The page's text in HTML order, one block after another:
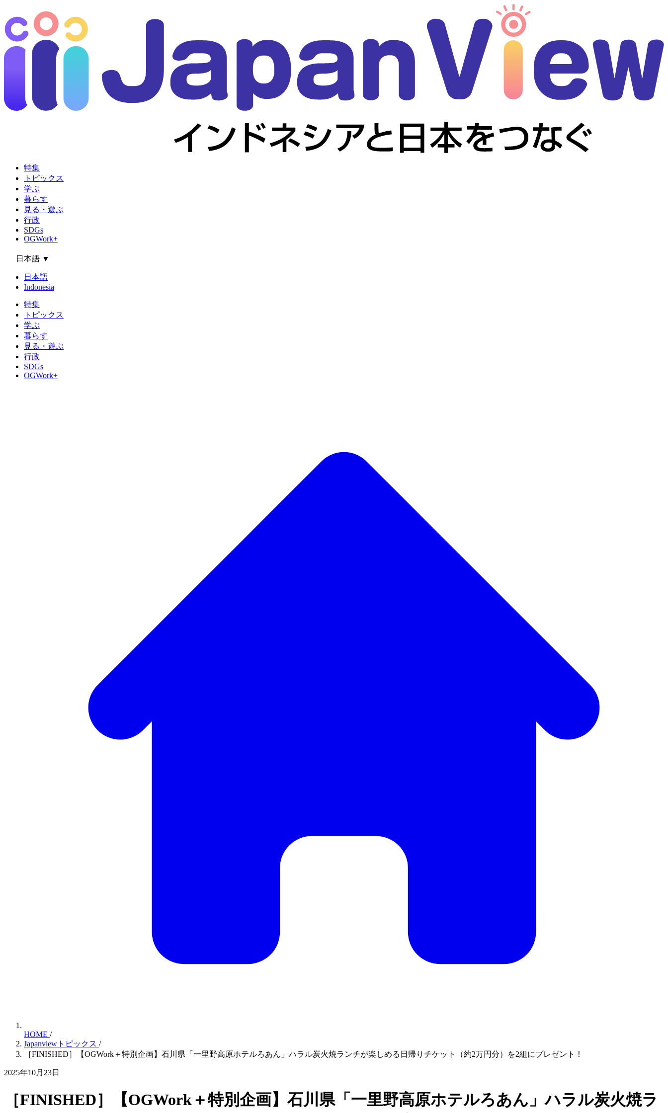
特集
トピックス
学ぶ
暮らす
見る・遊ぶ
行政
SDGs
OGWork+
日本語 ▼
日本語
Indonesia
特集
トピックス
学ぶ
暮らす
見る・遊ぶ
行政
SDGs
OGWork+
HOME /
Japanviewトピックス /
［FINISHED］【OGWork＋特別企画】石川県「一里野高原ホテルろあん」ハラル炭火焼ランチが楽しめる日帰りチケット（約2万円分）を2組にプレゼント！
2025年10月23日
［FINISHED］【OGWork＋特別企画】石川県「一里野高原ホテルろあん」ハラル炭火焼ラ